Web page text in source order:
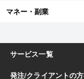
マネー・副業